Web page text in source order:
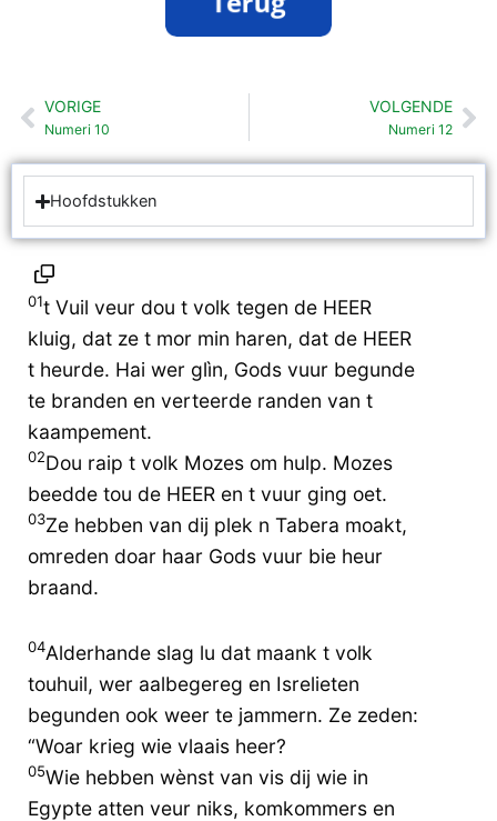
Vorige
VORIGE
Numeri 10
VOLGENDE
Numeri 12
Hoofdstukken
01t Vuil veur dou t volk tegen de HEER
kluig, dat ze t mor min haren, dat de HEER
t heurde. Hai wer glìn, Gods vuur begunde
te branden en verteerde randen van t
kaampement.
02Dou raip t volk Mozes om hulp. Mozes
beedde tou de HEER en t vuur ging oet.
03Ze hebben van dij plek n Tabera moakt,
omreden doar haar Gods vuur bie heur
braand.
04Alderhande slag lu dat maank t volk
touhuil, wer aalbegereg en Isrelieten
begunden ook weer te jammern. Ze zeden:
“Woar krieg wie vlaais heer?
05Wie hebben wènst van vis dij wie in
Egypte atten veur niks, komkommers en